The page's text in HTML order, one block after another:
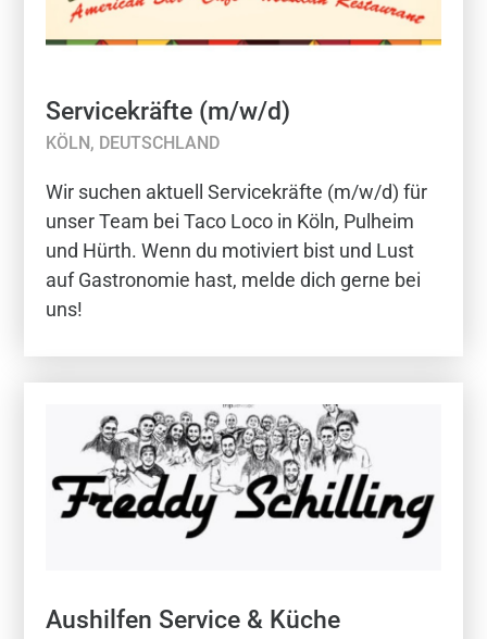
Servicekräfte (m/w/d)
KÖLN, DEUTSCHLAND
Wir suchen aktuell Servicekräfte (m/w/d) für
unser Team bei Taco Loco in Köln, Pulheim
und Hürth. Wenn du motiviert bist und Lust
auf Gastronomie hast, melde dich gerne bei
uns!
Aushilfen Service & Küche